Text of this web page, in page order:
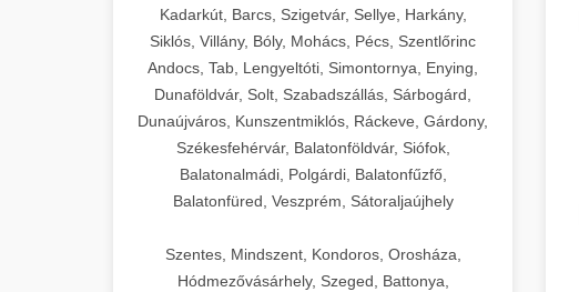
Kadarkút, Barcs, Szigetvár, Sellye, Harkány,
Siklós, Villány, Bóly, Mohács, Pécs, Szentlőrinc
Andocs, Tab, Lengyeltóti, Simontornya, Enying,
Dunaföldvár, Solt, Szabadszállás, Sárbogárd,
Dunaújváros, Kunszentmiklós, Ráckeve, Gárdony,
Székesfehérvár, Balatonföldvár, Siófok,
Balatonalmádi, Polgárdi, Balatonfűzfő,
Balatonfüred, Veszprém, Sátoraljaújhely
Szentes, Mindszent, Kondoros, Orosháza,
Hódmezővásárhely, Szeged, Battonya,